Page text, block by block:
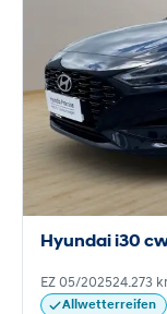
Hyundai i30
EZ 05/202524.273
Allwetterreifen